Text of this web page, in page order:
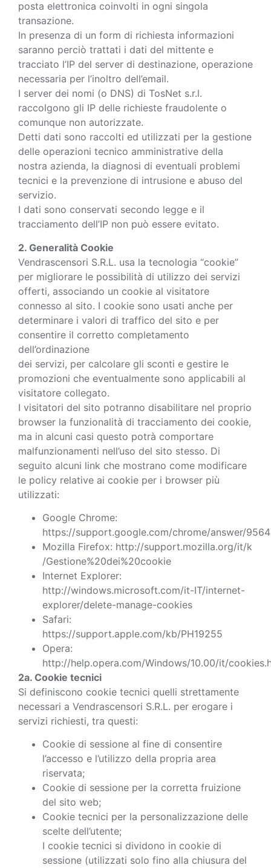
posta elettronica coinvolti in ogni singola
transazione.
In presenza di un form di richiesta informazioni
saranno perciò trattati i dati del mittente e
tracciato l’IP del server di destinazione, operazione
necessaria per l’inoltro dell’email.
I server dei nomi (o DNS) di TosNet s.r.l.
raccolgono gli IP delle richieste fraudolente o
comunque non autorizzate.
Detti dati sono raccolti ed utilizzati per la gestione
delle operazioni tecnico amministrative della
nostra azienda, la diagnosi di eventuali problemi
tecnici e la prevenzione di intrusione e abuso del
servizio.
I dati sono conservati secondo legge e il
tracciamento dell’IP non può essere evitato.
2. Generalità Cookie
Vendrascensori S.R.L. usa la tecnologia “cookie”
per migliorare le possibilità di utilizzo dei servizi
offerti, associando un cookie al visitatore
connesso al sito. I cookie sono usati anche per
determinare i valori di traffico del sito e per
consentire il corretto completamento
dell’ordinazione
dei servizi, per calcolare gli sconti e gestire le
promozioni che eventualmente sono applicabili al
visitatore collegato.
I visitatori del sito potranno disabilitare nel proprio
browser la funzionalità di tracciamento dei cookie,
ma in alcuni casi questo potrà comportare
malfunzionamenti nell’uso del sito stesso. Di
seguito alcuni link che mostrano come modificare
le policy relative ai cookie per i browser più
utilizzati:
Google Chrome:
https://support.google.com/chrome/answer/
Mozilla Firefox: http://support.mozilla.org/it/k
/Gestione%20dei%20cookie
Internet Explorer:
http://windows.microsoft.com/it-IT/internet-
explorer/delete-manage-cookies
Safari:
https://support.apple.com/kb/PH19255
Opera:
http://help.opera.com/Windows/10.00/it/
2a. Cookie tecnici
Si definiscono cookie tecnici quelli strettamente
necessari a Vendrascensori S.R.L. per erogare i
servizi richiesti, tra questi:
Cookie di sessione al fine di consentire
l’accesso e l’utilizzo della propria area
riservata;
Cookie di sessione per la corretta fruizione
del sito web;
Cookie tecnici per la personalizzazione delle
scelte dell’utente;
I cookie tecnici si dividono in cookie di
sessione (utilizzati solo fino alla chiusura del